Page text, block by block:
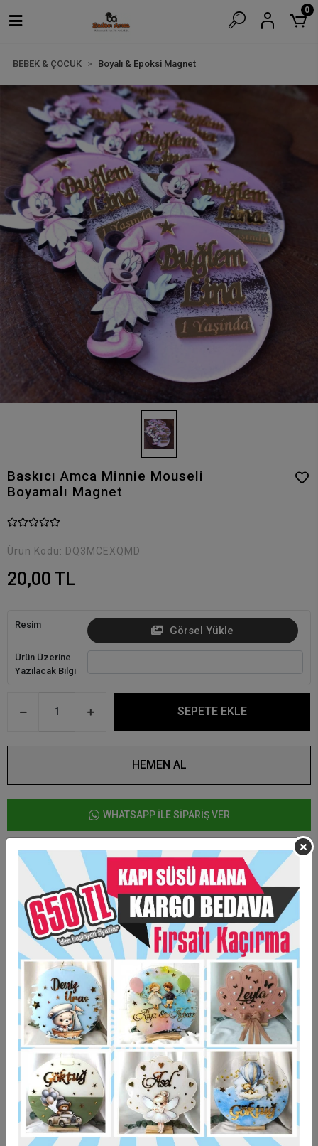
0
BEBEK & ÇOCUK Boyalı & Epoksi Magnet
Baskıcı Amca Minnie Mouseli
Boyamalı Magnet
Ürün Kodu: DQ3MCEXQMD
20,00 TL
Resim Görsel Yükle
Ürün Üzerine
Yazılacak Bilgi
SEPETE EKLE
HEMEN AL
WHATSAPP İLE SİPARİŞ VER
Ürün Özellikleri
Ürün üzerindeki boya ve renk değişebilmektedir.
Arkasında mıknatıs bulunmaktadır.
Yazıları gold ve gümüş olarak hazırlanabilmektedir.
Taksit Seçenekleri
Garanti Ve Teslimat
Hızlı Gönderi Güvenli Alışveriş İade ve Değişim